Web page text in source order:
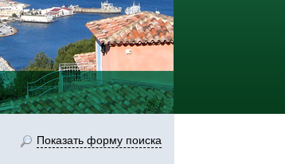
Показать форму поиска